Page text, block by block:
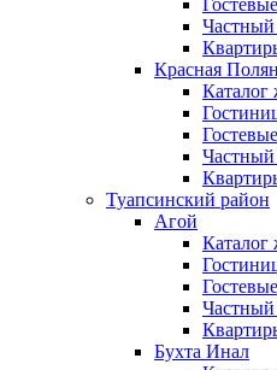
Частный
Красная
Каталог
Частный
Туапсинский район
Агой
Каталог
Частный
Бухта Инал